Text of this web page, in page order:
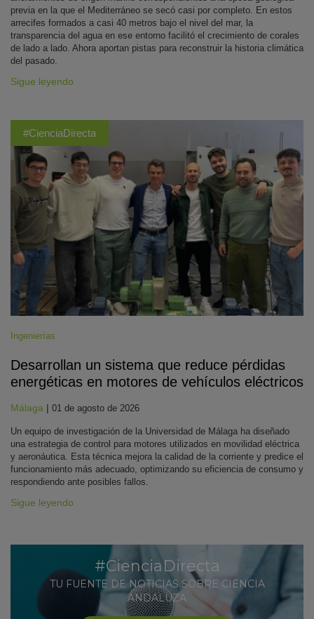
previa en la que el Mediterráneo se secó casi por completo. En estos
arrecifes formados a casi 40 metros bajo el nivel del mar, la
transparencia del agua en ese entorno facilitó el crecimiento de corales
de lado a lado. Ahora aportan pistas para reconstruir la historia climática
del pasado.
Sigue leyendo
#CienciaDirecta
Ingenierías
Desarrollan un sistema que reduce pérdidas
energéticas en motores de vehículos eléctricos
Málaga | 01 de agosto de 2026
Un equipo de investigación de la Universidad de Málaga ha diseñado
una estrategia de control para motores utilizados en movilidad eléctrica
y aeronáutica. Esta técnica mejora la calidad de la corriente y predice el
funcionamiento más adecuado, optimizando su eficiencia de consumo y
respondiendo ante posibles fallos.
Sigue leyendo
#CienciaDirecta
TU FUENTE DE NOTICIAS SOBRE CIENCIA
ANDALUZA